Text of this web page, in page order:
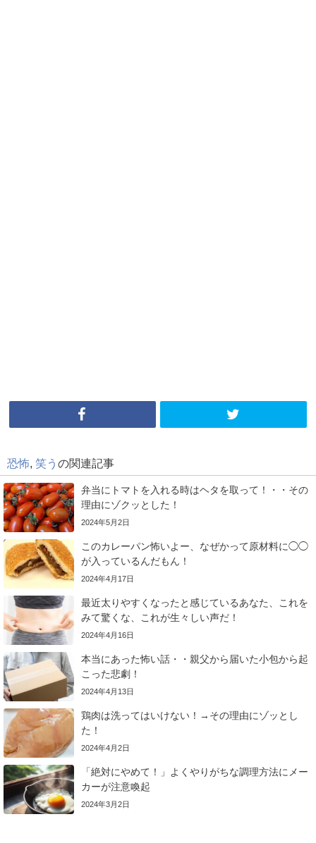
恐怖 笑う の関連記事
弁当にトマトを入れる時はヘタを取って！・・その
理由にゾクッとした！
2024年5月2日
このカレーパン怖いよー、なぜかって原材料に◯◯
が入っているんだもん！
2024年4月17日
最近太りやすくなったと感じているあなた、これを
みて驚くな、これが生々しい声だ！
2024年4月16日
本当にあった怖い話・・親父から届いた小包から起
こった悲劇！
2024年4月13日
鶏肉は洗ってはいけない！→その理由にゾッとし
た！
2024年4月2日
「絶対にやめて！」よくやりがちな調理方法にメー
カーが注意喚起
2024年3月2日